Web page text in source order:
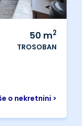
50 m2
TROSOBAN
o nekretnini >